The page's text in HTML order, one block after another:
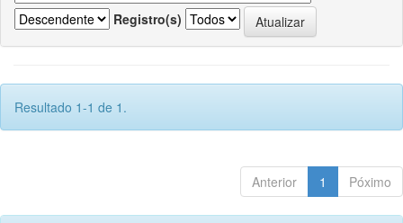
Registro(s)
Resultado 1-1 de 1.
Anterior 1 Póximo